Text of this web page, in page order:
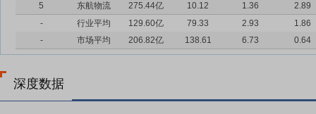
5
东航物流 275.44亿 10.12 1.36
2.89
-
行业平均 129.60亿 79.33 2.93
1.86
-
市场平均 206.82亿 138.61 6.73 0.64
深度数据